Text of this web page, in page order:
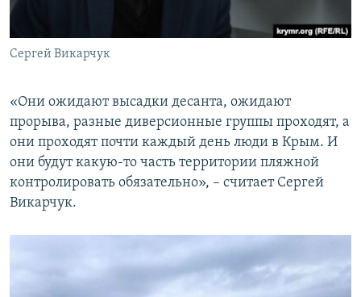
Сергей Викарчук
«Они ожидают высадки десанта, ожидают
прорыва, разные диверсионные группы проходят, а
они проходят почти каждый день люди в Крым. И
они будут какую-то часть территории пляжной
контролировать обязательно», – считает Сергей
Викарчук.